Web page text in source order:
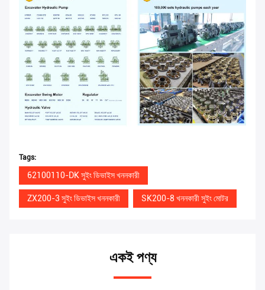
Tags:
62100110-DK সুইং ডিভাইস খননকারী
ZX200-3 সুইং ডিভাইস খননকারী SK200-8 খননকারী সুইং মোটর
একই পণ্য